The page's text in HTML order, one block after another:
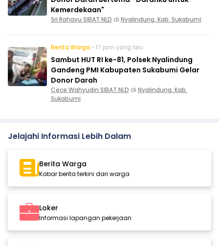
Kemerdekaan"
Sri Rahayu SIBAT NLD di Nyalindung, Kab. Sukabumi
Berita Warga • 17 jam yang lalu
Sambut HUT RI ke-81, Polsek Nyalindung
Gandeng PMI Kabupaten Sukabumi Gelar
Donor Darah
Cece Wahyudin SIBAT NLD di Nyalindung, Kab.
Sukabumi
Jelajahi Informasi Lebih Dalam
Berita Warga
Kabar berita terkini dari warga
Loker
Informasi lapangan pekerjaan